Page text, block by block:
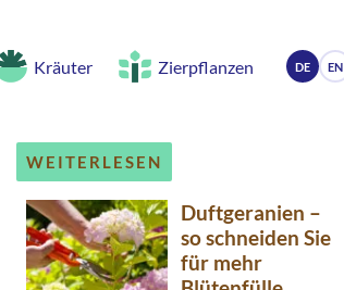
Kräuter Zierpflanzen DE EN
WEITERLESEN
Duftgeranien –
so schneiden Sie
für mehr